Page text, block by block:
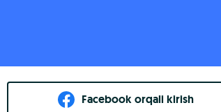
Facebook orqali kirish​